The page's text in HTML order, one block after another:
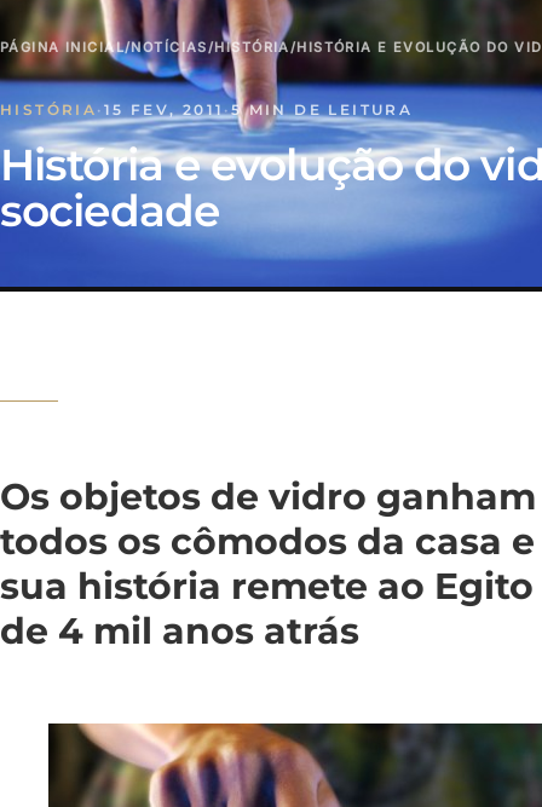
PÁGINA INICIAL/NOTÍCIAS/HISTÓRIA/HISTÓRIA E EVOLUÇÃO DO
HISTÓRIA· 15 FEV, 2011·5 MIN DE LEITURA
História e evolução do
sociedade
Os objetos de vidro ganham
todos os cômodos da casa e
sua história remete ao Egito
de 4 mil anos atrás